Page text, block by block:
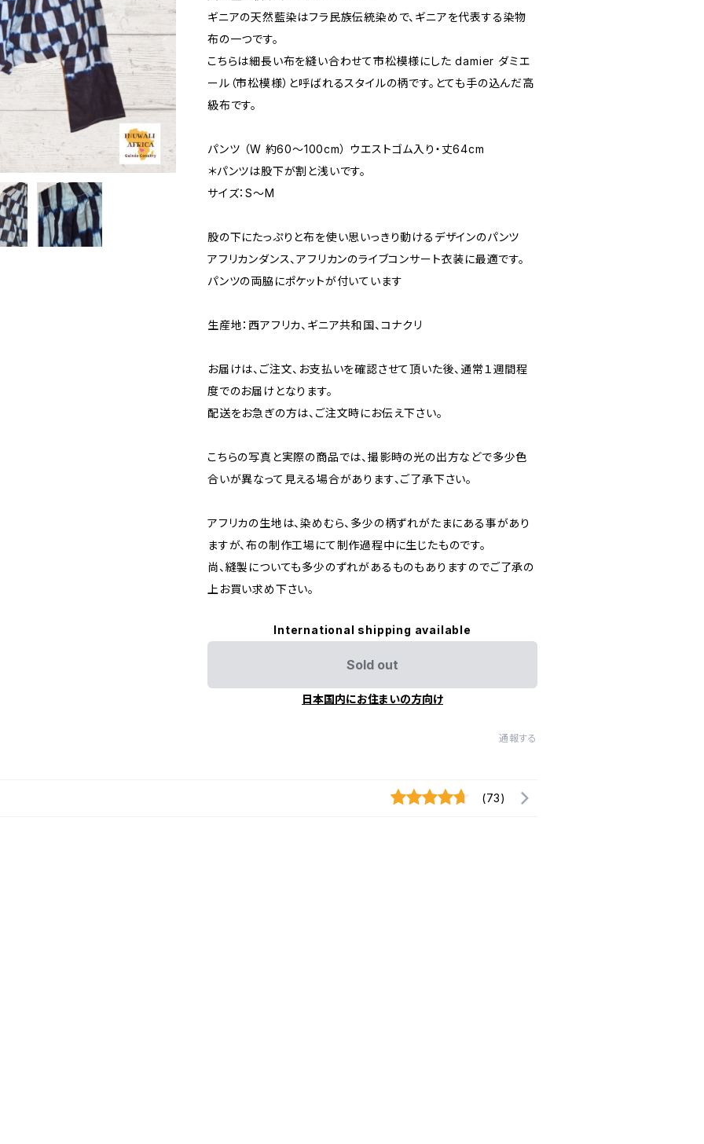
ギニアの天然藍染はフラ民族伝統染めで、ギニアを代表する染物
布の一つです。
こちらは細長い布を縫い合わせて市松模様にした damier ダミエ
ール（市松模様）と呼ばれるスタイルの柄です。とても手の込んだ高
級布です。
パンツ （W 約60〜100cm） ウエストゴム入り・丈64cm
＊パンツは股下が割と浅いです。
サイズ：S〜M
股の下にたっぷりと布を使い思いっきり動けるデザインのパンツ
アフリカンダンス、アフリカンのライブコンサート衣装に最適です。
パンツの両脇にポケットが付いています
生産地：西アフリカ、ギニア共和国、コナクリ
お届けは、ご注文、お支払いを確認させて頂いた後、通常１週間程
度でのお届けとなります。
配送をお急ぎの方は、ご注文時にお伝え下さい。
こちらの写真と実際の商品では、撮影時の光の出方などで多少色
合いが異なって見える場合があります、ご了承下さい。
アフリカの生地は、染めむら、多少の柄ずれがたまにある事があり
ますが、布の制作工場にて制作過程中に生じたものです。
尚、縫製についても多少のずれがあるものもありますのでご了承の
上お買い求め下さい。
International shipping available
Sold out
日本国内にお住まいの方向け
通報する
(73)